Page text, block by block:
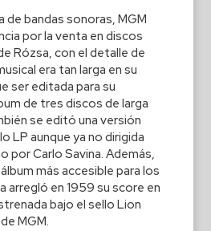
de bandas sonoras, MGM
por la venta en discos
Rózsa, con el detalle de
era tan larga en su
ser editada para su
de tres discos de larga
se editó una versión
LP aunque ya no dirigida
por Carlo Savina. Además,
más accesible para los
arregló en 1959 su score en
bajo el sello Lion
MGM.